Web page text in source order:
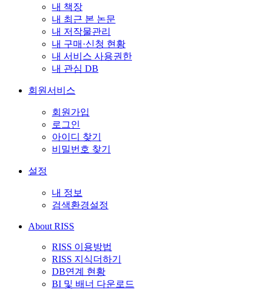
내 책장
내 최근 본 논문
내 저작물관리
내 구매·신청 현황
내 서비스 사용권한
내 관심 DB
회원서비스
회원가입
로그인
아이디 찾기
비밀번호 찾기
설정
내 정보
검색환경설정
About RISS
RISS 이용방법
RISS 지식더하기
DB연계 현황
BI 및 배너 다운로드